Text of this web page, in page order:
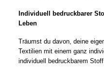
Individuell bedruckbarer
Leben
Träumst du davon, deine
Textilien mit einem ganz
individuell bedruckbarem